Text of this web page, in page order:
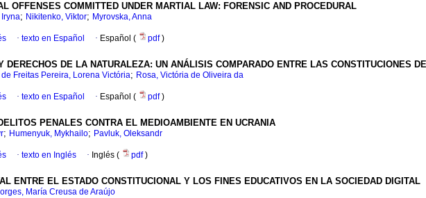
OFFENSES COMMITTED UNDER MARTIAL LAW: FORENSIC AND PROCEDURAL
Iryna; Nikitenko, Viktor; Myrovska, Anna
· texto en Español · Español ( pdf)
DERECHOS DE LA NATURALEZA: UN ANÁLISIS COMPARADO ENTRE LAS CONSTITUCIONES
de Freitas Pereira, Lorena Victória; Rosa, Victória de Oliveira da
· texto en Español · Español ( pdf)
PENALES CONTRA EL MEDIOAMBIENTE EN UCRANIA
; Humenyuk, Mykhailo; Pavluk, Oleksandr
· texto en Inglés · Inglés ( pdf)
ENTRE EL ESTADO CONSTITUCIONAL Y LOS FINES EDUCATIVOS EN LA SOCIEDAD DIGITAL
María Creusa de Araújo